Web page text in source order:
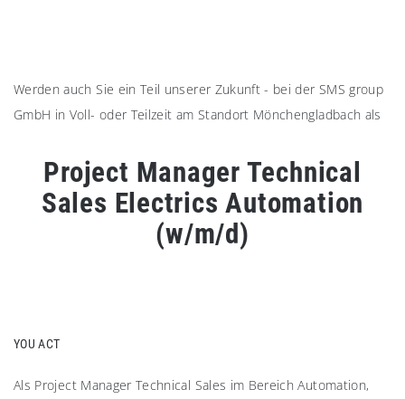
Werden auch Sie ein Teil unserer Zukunft - bei der SMS group
GmbH in Voll- oder Teilzeit am Standort Mönchengladbach als
Project Manager Technical
Sales Electrics Automation
(w/m/d)
YOU ACT
Als Project Manager Technical Sales im Bereich Automation,